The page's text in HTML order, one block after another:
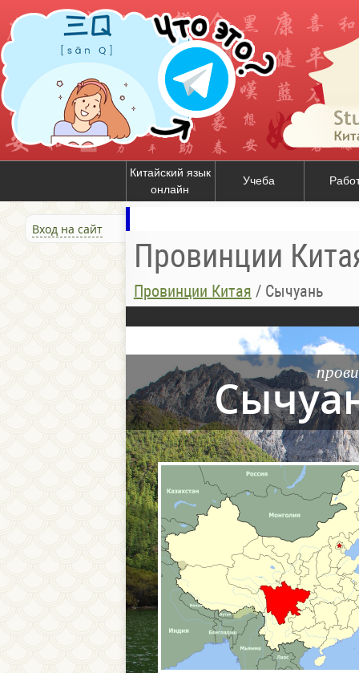
Китайский язык
онлайн
Учеба
Вход на сайт
Провинции
Провинции Китая / Сычуань